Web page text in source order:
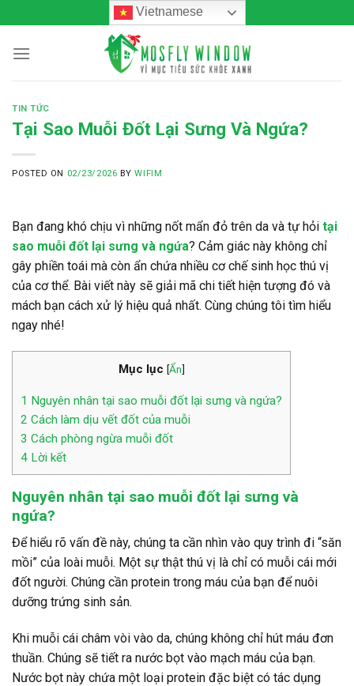
to
content
Vietnamese
TIN TỨC
Tại Sao Muỗi Đốt Lại Sưng Và Ngứa?
POSTED ON 02/23/2026 BYWIFIM
Bạn đang khó chịu vì những nốt mẩn đỏ trên da và tự hỏi tại
sao muỗi đốt lại sưng và ngứa? Cảm giác này không chỉ
gây phiền toái mà còn ẩn chứa nhiều cơ chế sinh học thú vị
của cơ thể. Bài viết này sẽ giải mã chi tiết hiện tượng đó và
mách bạn cách xử lý hiệu quả nhất. Cùng chúng tôi tìm hiểu
ngay nhé!
Mục lục [Ẩn]
1 Nguyên nhân tại sao muỗi đốt lại sưng và ngứa?
2 Cách làm dịu vết đốt của muỗi
3 Cách phòng ngừa muỗi đốt
4 Lời kết
Nguyên nhân tại sao muỗi đốt lại sưng và
ngứa?
Để hiểu rõ vấn đề này, chúng ta cần nhìn vào quy trình đi “săn
mồi” của loài muỗi. Một sự thật thú vị là chỉ có muỗi cái mới
đốt người. Chúng cần protein trong máu của bạn để nuôi
dưỡng trứng sinh sản.
Khi muỗi cái châm vòi vào da, chúng không chỉ hút máu đơn
thuần. Chúng sẽ tiết ra nước bọt vào mạch máu của bạn.
Nước bọt này chứa một loại protein đặc biệt có tác dụng